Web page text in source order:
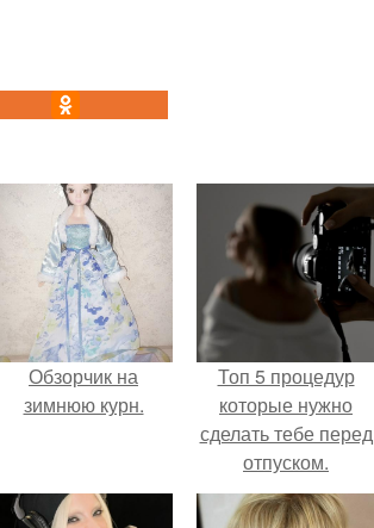
Обзорчик на
зимнюю курн.
Топ 5 процедур
которые нужно
сделать тебе перед
отпуском.